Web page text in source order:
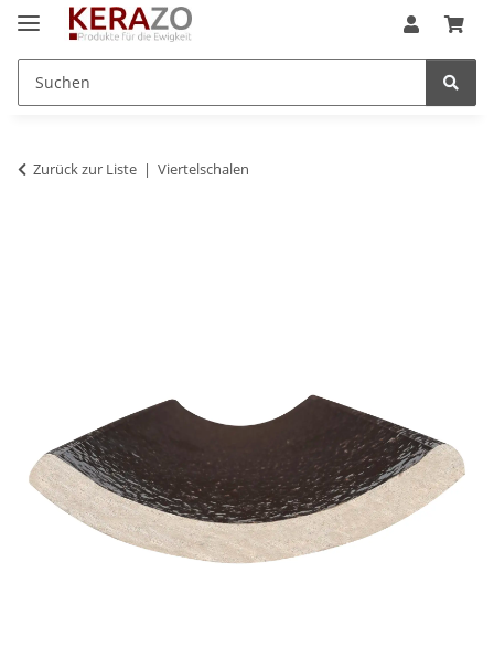
Zurück zur Liste Viertelschalen